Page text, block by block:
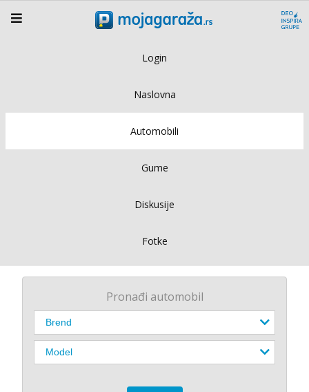
Login
Naslovna
Automobili
Gume
Diskusije
Fotke
Pronađi automobil